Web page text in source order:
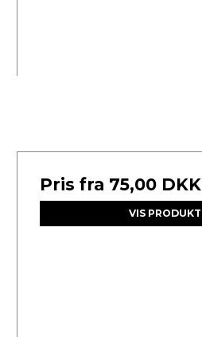
Pris fra 75,00 DKK
VIS PRODUKT